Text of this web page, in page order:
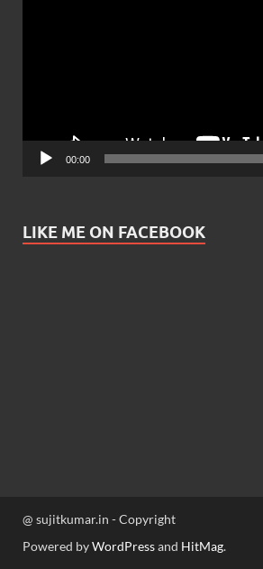
00:00
LIKE ME ON FACEBOOK
@ sujitkumar.in - Copyright
Powered byWordPressand HitMag.